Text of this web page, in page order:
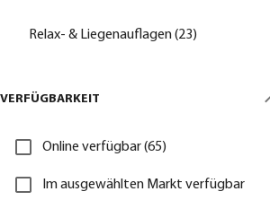
Relax- & Liegenauflagen (23)
VERFÜGBARKEIT
Online verfügbar (65)
Im ausgewählten Markt verfügbar